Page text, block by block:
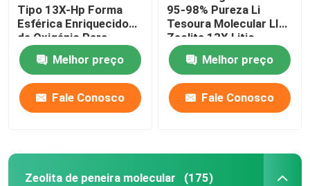
Agentes auxiliares químicos
Tipo 13X-Hp Forma
Esférica Enriquecido
de Oxigénio Para
Medicina
Melhor preço
Fale Conosco
95-98% Pureza Li
Tesoura Molecular LIX
Zeolita 13X Litio
Zeolita Oxigénio Para
Concentrador de
Oxigénio
Melhor preço
Fale Conosco
Zeolita de peneira molecular (175)